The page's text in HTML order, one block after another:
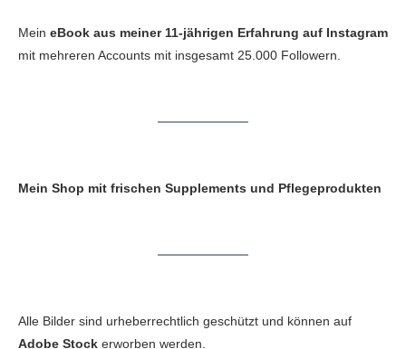
Mein eBook aus meiner 11-jährigen Erfahrung auf Instagram
mit mehreren Accounts mit insgesamt 25.000 Followern.
Mein Shop mit frischen Supplements und Pflegeprodukten
Alle Bilder sind urheberrechtlich geschützt und können auf
Adobe Stock erworben werden.